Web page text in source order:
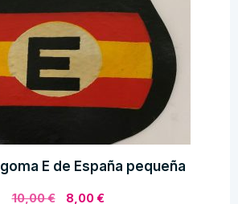
E de España pequeña
10,00€ El
8,00€El